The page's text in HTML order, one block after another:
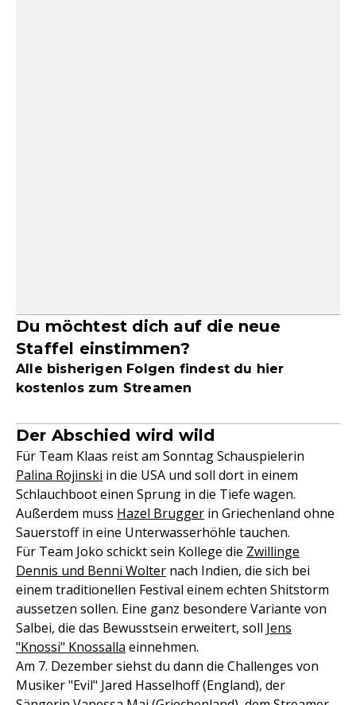
Du möchtest dich auf die neue
Staffel einstimmen?
Alle bisherigen Folgen findest du hier
kostenlos zum Streamen
Der Abschied wird wild
Für Team Klaas reist am Sonntag Schauspielerin
Palina Rojinski in die USA und soll dort in einem
Schlauchboot einen Sprung in die Tiefe wagen.
Außerdem muss Hazel Brugger in Griechenland ohne
Sauerstoff in eine Unterwasserhöhle tauchen.
Für Team Joko schickt sein Kollege die Zwillinge
Dennis und Benni Wolter nach Indien, die sich bei
einem traditionellen Festival einem echten Shitstorm
aussetzen sollen. Eine ganz besondere Variante von
Salbei, die das Bewusstsein erweitert, soll Jens
"Knossi" Knossalla einnehmen.
Am 7. Dezember siehst du dann die Challenges von
Musiker "Evil" Jared Hasselhoff (England), der